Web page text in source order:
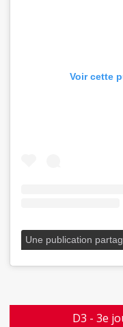
Voir cette
Une publication
D3 - 3e